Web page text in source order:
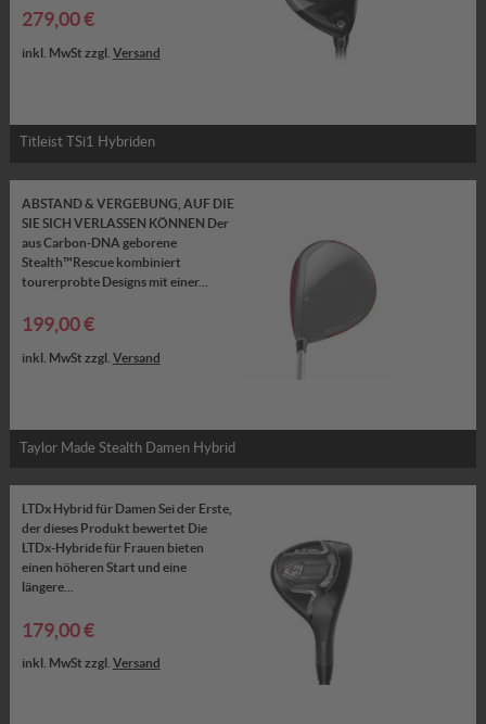
279,00 €
inkl. MwSt zzgl. Versand
Titleist TSi1 Hybriden
ABSTAND & VERGEBUNG, AUF DIE
SIE SICH VERLASSEN KÖNNEN Der
aus Carbon-DNA geborene
Stealth™Rescue kombiniert
tourerprobte Designs mit einer...
199,00 €
inkl. MwSt zzgl. Versand
Taylor Made Stealth Damen Hybrid
LTDx Hybrid für Damen Sei der Erste,
der dieses Produkt bewertet Die
LTDx-Hybride für Frauen bieten
einen höheren Start und eine
längere...
179,00 €
inkl. MwSt zzgl. Versand